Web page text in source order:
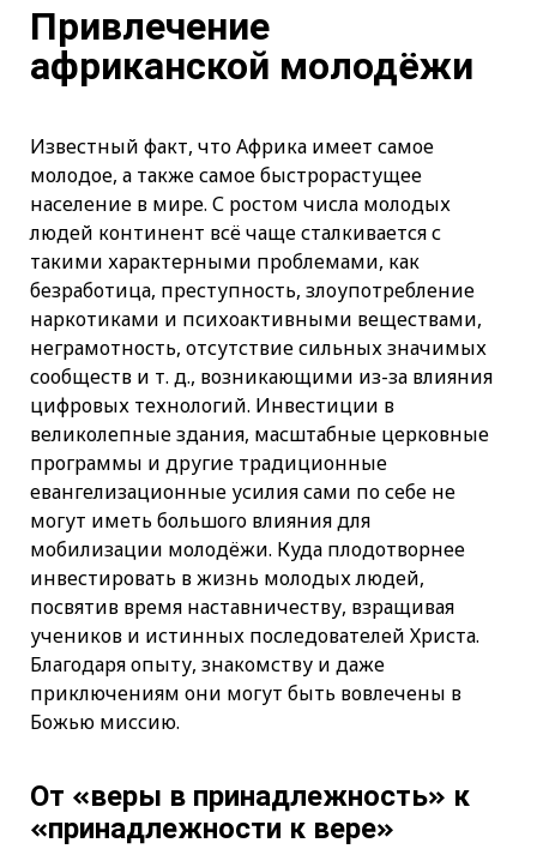
Привлечение
африканской молодёжи
Известный факт, что Африка имеет самое
молодое, а также самое быстрорастущее
население в мире. С ростом числа молодых
людей континент всё чаще сталкивается с
такими характерными проблемами, как
безработица, преступность, злоупотребление
наркотиками и психоактивными веществами,
неграмотность, отсутствие сильных значимых
сообществ и т. д., возникающими из-за влияния
цифровых технологий. Инвестиции в
великолепные здания, масштабные церковные
программы и другие традиционные
евангелизационные усилия сами по себе не
могут иметь большого влияния для
мобилизации молодёжи. Куда плодотворнее
инвестировать в жизнь молодых людей,
посвятив время наставничеству, взращивая
учеников и истинных последователей Христа.
Благодаря опыту, знакомству и даже
приключениям они могут быть вовлечены в
Божью миссию.
От «веры в принадлежность» к
«принадлежности к вере»